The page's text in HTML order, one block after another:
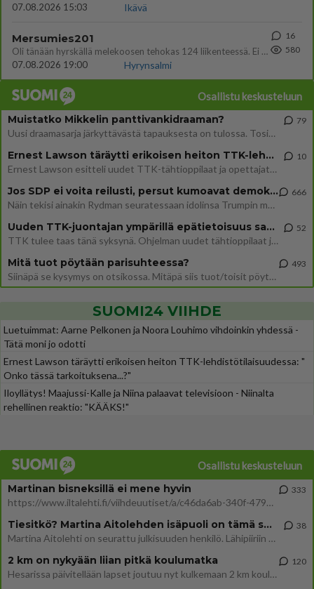
07.08.2026 15:03
Ikävä
Mersumies201
Oli tänään hyrskällä melekoosen tehokas 124 liikenteessä. Ei paljon vastamäki haitannu....
07.08.2026 19:00
Hyrynsalmi
16
580
Osallistu keskusteluun
Muistatko Mikkelin panttivankidraaman?
Uusi draamasarja järkyttävästä tapauksesta on tulossa. Tositapahtumiin perustuva sarja ammentaa vuoden 1986 Mikkelin pan
79
Ernest Lawson täräytti erikoisen heiton TTK-lehdistötilaisuudessa: " Onko tässä tarkoituksena...?"
Ernest Lawson esitteli uudet TTK-tähtioppilaat ja opettajat torstaina 6.8. lehdistölle. Tulevalla kaudella on yksi hausk
10
Jos SDP ei voita reilusti, persut kumoavat demokratian Suomesta
Näin tekisi ainakin Rydman seuratessaan idolinsa Trumpin mallia https://www.is.fi/politiikka/art-2000012187244.html
666
Uuden TTK-juontajan ympärillä epätietoisuus sakenee - Nyt MTV hämmentää soppaa
TTK tulee taas tänä syksynä. Ohjelman uudet tähtioppilaat julkistetaan torstaina 6. elokuuta klo 14 alkavassa lehdistö
52
Mitä tuot pöytään parisuhteessa?
Siinäpä se kysymys on otsikossa. Mitäpä siis tuot/toisit pöytään parisuhteessa? Oletko mies vai nainen? Koetko sen mitä
493
SUOMI24 VIIHDE
Luetuimmat: Aarne Pelkonen ja Noora Louhimo vihdoinkin yhdessä -
Tätä moni jo odotti
Ernest Lawson täräytti erikoisen heiton TTK-lehdistötilaisuudessa: "
Onko tässä tarkoituksena...?"
Iloyllätys! Maajussi-Kalle ja Niina palaavat televisioon - Niinalta
rehellinen reaktio: "KÄÄKS!"
Osallistu keskusteluun
Martinan bisneksillä ei mene hyvin
https://www.iltalehti.fi/viihdeuutiset/a/c46da6ab-340f-4790-aaa7-0865eed2336 Yrityksen konkurssihakemus on tullut kärä
333
Tiesitkö? Martina Aitolehden isäpuoli on tämä suosittu laulaja
Martina Aitolehti on seurattu julkisuuden henkilö. Lähipiiriin mahtuu muitakin tunnettuja henkilöitä. Tiesitkö, että Ma
38
2 km on nykyään liian pitkä koulumatka
Hesarissa päivitellään lapset joutuu nyt kulkemaan 2 km kouluun jösses. Ruostefillarilla tuo matka menee vaikka miten äk
120